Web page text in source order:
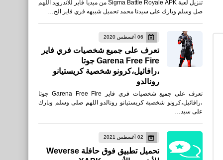
تنزيل لعبة Sigma Battle Royale APK من ميديا فاير للأندرويد اللهم
صل وسلم وبارك على سيدنا محمد تحميل شبيهه فري فاير الج…
06 أغسطس 2020
تعرف على جميع شخصيات فري فاير
Garena Free Fire جوتا
،رافائيل،كرونو شخصية كريستيانو
رونالدو
تعرف على جميع شخصيات فري فاير Garena Free Fire جوتا
،رافائيل،كرونو شخصية كريستيانو رونالدو اللهم صلى وسلم وبارك
على سيد…
02 أغسطس 2021
تحميل تطبيق فوق حافلة Weverse
تحميل لعبة Clash of Clans
للأيفون والأندرويد APK - 2021
تحميل لعبة T.D.Z. 3 Тёмный
Путь - Сталквест в Зоне
للأندرويد xapk